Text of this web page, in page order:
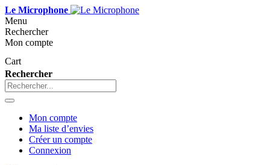
Le Microphone
Menu
Rechercher
Mon compte
Cart
Rechercher
Mon compte
Ma liste d’envies
Créer un compte
Connexion